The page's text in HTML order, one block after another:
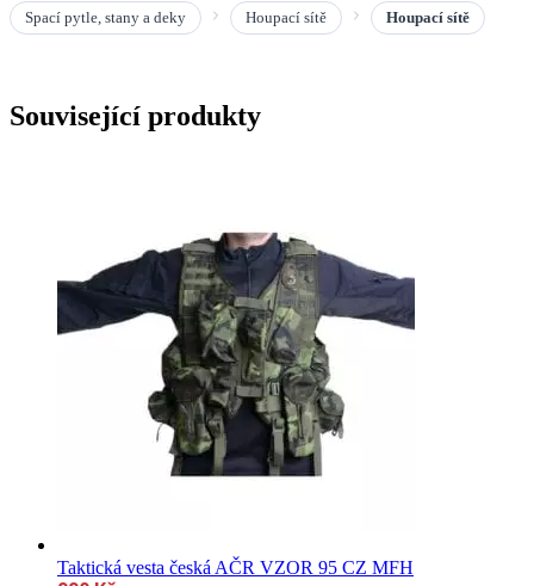
Spací pytle, stany a deky Houpací sítě Houpací sítě
Související produkty
Taktická vesta česká AČR VZOR 95 CZ MFH